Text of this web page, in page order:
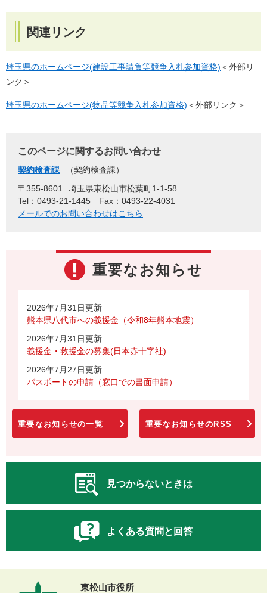
関連リンク
埼玉県のホームページ(建設工事請負等競争入札参加資格) ＜外部リ
ンク＞
埼玉県のホームページ(物品等競争入札参加資格) ＜外部リンク＞
このページに関するお問い合わせ
契約検査課
契約検査課
〒355-8601
埼玉県東松山市松葉町1-1-58
Tel：0493-21-1445
Fax：0493-22-4031
メールでのお問い合わせはこちら
重要なお知らせ
2026年7月31日更新
熊本県八代市への義援金（令和8年熊本地震）
2026年7月31日更新
義援金・救援金の募集(日本赤十字社)
2026年7月27日更新
パスポートの申請（窓口での書面申請）
重要なお知らせの一覧 重要なお知らせのRSS
見つからないときは
よくある質問と回答
東松山市役所